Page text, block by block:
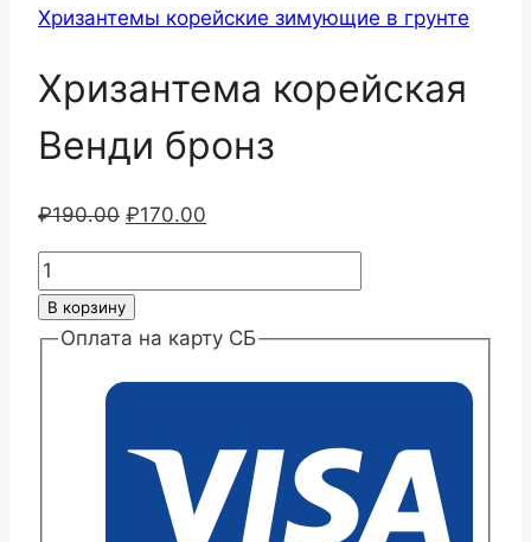
Хризантемы корейские зимующие в грунте
Хризантема корейская
Венди бронз
₽190.00 Первоначальная
цена
₽190.00.
₽170.00
цена:
Количество
товара
Хризантема
В корзину
Оплата на карту СБ